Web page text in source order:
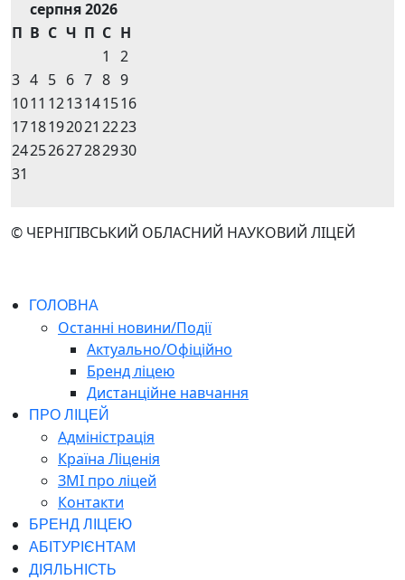
серпня 2026
П В С Ч П С Н
1
2
3 4 5 6 7 8 9
1011 1213141516
1718192021 2223
24252627282930
31
© ЧЕРНІГІВСЬКИЙ ОБЛАСНИЙ НАУКОВИЙ ЛІЦЕЙ
ГОЛОВНА
Останні новини/Події
Актуально/Офіційно
Бренд ліцею
Дистанційне навчання
ПРО ЛІЦЕЙ
Адміністрація
Країна Ліценія
ЗМІ про ліцей
Контакти
БРЕНД ЛІЦЕЮ
АБІТУРІЄНТАМ
ДІЯЛЬНІСТЬ